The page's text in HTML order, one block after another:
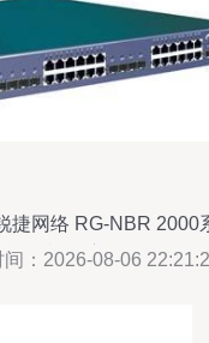
捷网络 RG-NBR 2000
换机深度解析
间：2026-08-06